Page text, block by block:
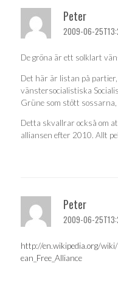
Peter
2009-06-
De gröna är ett solklart
Det här är listan på
vänstersocialistiska
Grüne som stött
Detta skvallrar också om
alliansen efter 2010. Allt
Peter
2009-06-
http://en.wikipedia.org/
ean_Free_Alliance